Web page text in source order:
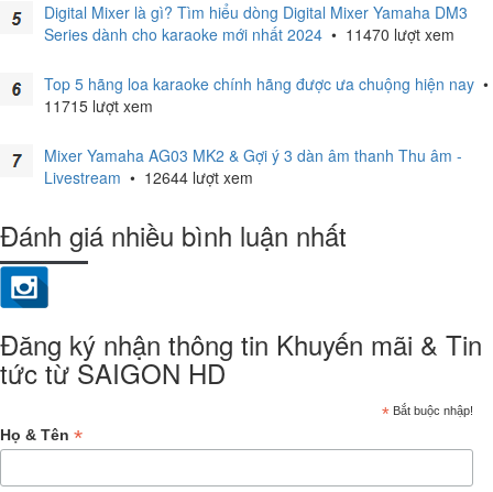
Digital Mixer là gì? Tìm hiểu dòng Digital Mixer Yamaha DM3
Series dành cho karaoke mới nhất 2024 • 11470 lượt xem
Top 5 hãng loa karaoke chính hãng được ưa chuộng hiện nay •
11715 lượt xem
Mixer Yamaha AG03 MK2 & Gợi ý 3 dàn âm thanh Thu âm -
Livestream • 12644 lượt xem
Đánh giá nhiều bình luận nhất
Đăng ký nhận thông tin Khuyến mãi & Tin
tức từ SAIGON HD
* Bắt buộc nhập!
Họ & Tên *